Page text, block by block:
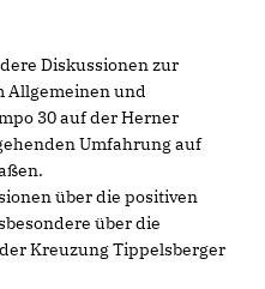
Diskussionen zur
Allgemeinen und
30 auf der Herner
Umfahrung auf
über die positiven
über die
Kreuzung Tippelsberger